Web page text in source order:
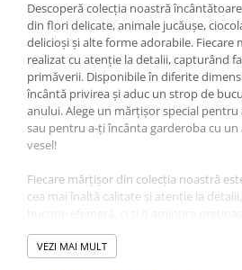
Descoperă colecția noastră
din flori delicate, animale jucăușe,
delicioși și alte forme adorabile. Fiecare
realizat cu atenție la detalii, capturând
primăverii. Disponibile în diferite
încântă privirea și aduc un strop de
anului. Alege un mărțișor special
sau pentru a-ți încânta garderoba cu
vesel!
Fiecare mărțișor din colecția noastră
cea mai înaltă calitate și atenție la
zile. Indiferent că alegeți un model
fiecare mărțișor aduce cu el un strop
VEZI MAI MULT